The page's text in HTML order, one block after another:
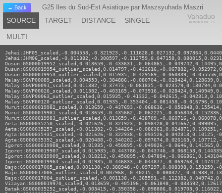
← Back G25 Iles du Sud-Est Asiatique par Maszsyuhada Maszri
Vahaduo
ADMIXTURE JS
SOURCE TARGET DISTANCE SINGLE
MULTI